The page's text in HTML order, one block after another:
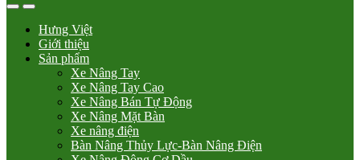
Hưng Việt
Giới thiệu
Sản phẩm
Xe Nâng Tay
Xe Nâng Tay Cao
Xe Nâng Bán Tự Động
Xe Nâng Mặt Bàn
Xe nâng điện
Bàn Nâng Thủy Lực-Bàn Nâng Điện